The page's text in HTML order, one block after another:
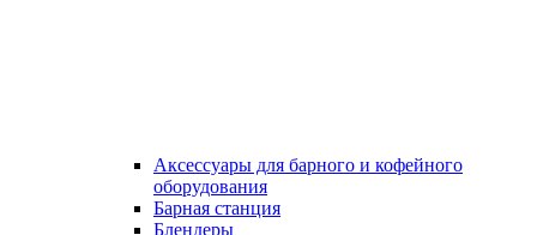
Аксессуары для барного и кофейного
оборудования
Барная станция
Блендеры